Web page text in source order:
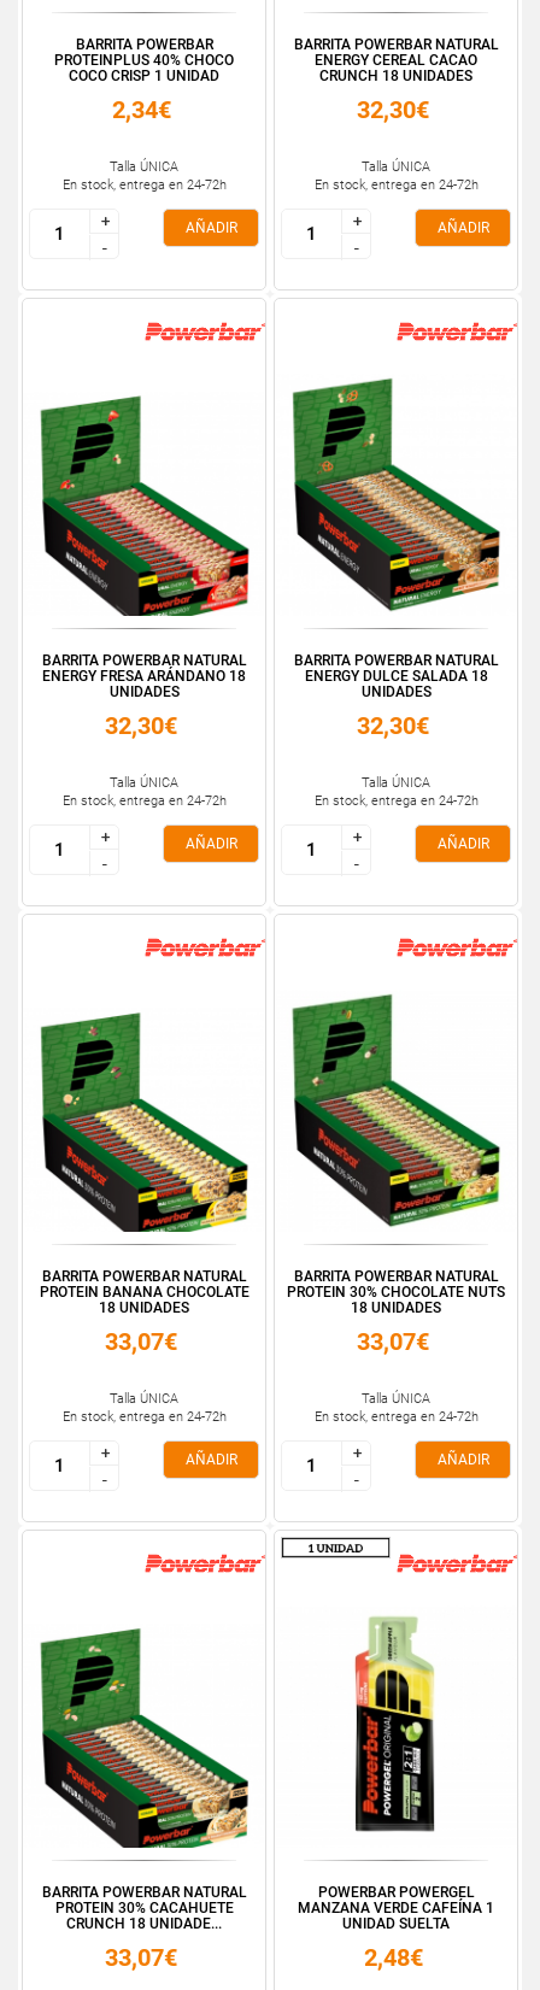
BARRITA POWERBAR
PROTEINPLUS 40% CHOCO
COCO CRISP 1 UNIDAD
2,34€
Talla ÚNICA
En stock, entrega en 24-72h
+
-
+
-
AÑADIR
BARRITA POWERBAR NATURAL
ENERGY CEREAL CACAO
CRUNCH 18 UNIDADES
32,30€
Talla ÚNICA
En stock, entrega en 24-72h
+
-
+
-
AÑADIR
BARRITA POWERBAR NATURAL
ENERGY FRESA ARÁNDANO 18
UNIDADES
32,30€
Talla ÚNICA
En stock, entrega en 24-72h
+
-
+
-
AÑADIR
BARRITA POWERBAR NATURAL
ENERGY DULCE SALADA 18
UNIDADES
32,30€
Talla ÚNICA
En stock, entrega en 24-72h
+
-
+
-
AÑADIR
BARRITA POWERBAR NATURAL
PROTEIN BANANA CHOCOLATE
18 UNIDADES
33,07€
Talla ÚNICA
En stock, entrega en 24-72h
+
-
+
-
AÑADIR
BARRITA POWERBAR NATURAL
PROTEIN 30% CHOCOLATE NUTS
18 UNIDADES
33,07€
Talla ÚNICA
En stock, entrega en 24-72h
+
-
+
-
AÑADIR
BARRITA POWERBAR NATURAL
PROTEIN 30% CACAHUETE
CRUNCH 18 UNIDADE...
33,07€
POWERBAR POWERGEL
MANZANA VERDE CAFEÍNA 1
UNIDAD SUELTA
2,48€